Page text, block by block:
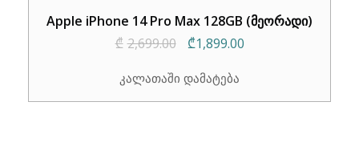
Apple iPhone 14 Pro Max 128GB (მეორადი)
₾ 2,699.00
Original
was:
₾1,899.00Current
კალათაში დამატება